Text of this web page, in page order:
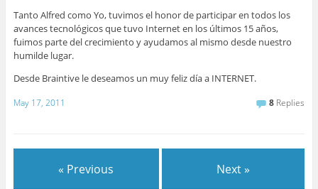
Tanto Alfred como Yo, tuvimos el honor de participar en todos los
avances tecnológicos que tuvo Internet en los últimos 15 años,
fuimos parte del crecimiento y ayudamos al mismo desde nuestro
humilde lugar.
Desde Braintive le deseamos un muy feliz día a INTERNET.
May 17, 2011 8 Replies
« Previous Next »